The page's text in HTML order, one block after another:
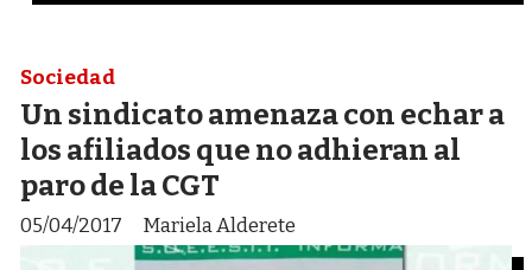
Un sindicato amenaza con echar a
los afiliados que no adhieran al
paro de la CGT
Mariela Alderete
Sociedad
05/04/2017